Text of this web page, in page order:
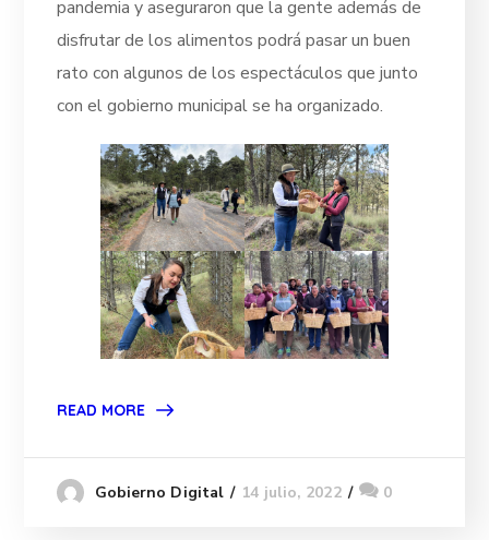
pandemia y aseguraron que la gente además de
disfrutar de los alimentos podrá pasar un buen
rato con algunos de los espectáculos que junto
con el gobierno municipal se ha organizado.
READ MORE
Gobierno Digital 14 julio, 2022 0